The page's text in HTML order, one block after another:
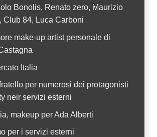
Bonolis, Renato zero, Maurizio
Club 84, Luca Carboni
make-up artist personale di
Italia
per numerosi dei protagonisti
neir servizi esterni
makeup per Ada Alberti
per i servizi esterni